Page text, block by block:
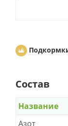
Состав
Название
Азот